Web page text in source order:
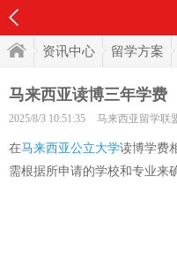
资讯中心 留学方案
马来西亚读博三年学费
2025/8/3 10:51:35 马来西亚留学联
在马来西亚公立大学读博学费
需根据所申请的学校和专业来